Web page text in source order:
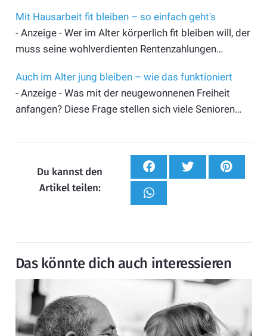
Mit Hausarbeit fit bleiben – so einfach geht's
- Anzeige - Wer im Alter körperlich fit bleiben will, der
muss seine wohlverdienten Rentenzahlungen…
Auch im Alter jung bleiben – wie das funktioniert
- Anzeige - Was mit der neugewonnenen Freiheit
anfangen? Diese Frage stellen sich viele Senioren…
Du kannst den
Artikel teilen:
Das könnte dich auch interessieren